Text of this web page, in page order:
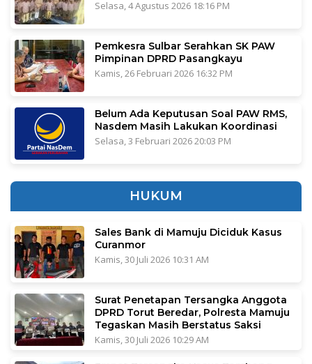
Selasa, 4 Agustus 2026 18:16 PM
Pemkesra Sulbar Serahkan SK PAW
Pimpinan DPRD Pasangkayu
Kamis, 26 Februari 2026 16:32 PM
Belum Ada Keputusan Soal PAW RMS,
Nasdem Masih Lakukan Koordinasi
Selasa, 3 Februari 2026 20:03 PM
HUKUM
Sales Bank di Mamuju Diciduk Kasus
Curanmor
Kamis, 30 Juli 2026 10:31 AM
Surat Penetapan Tersangka Anggota
DPRD Torut Beredar, Polresta Mamuju
Tegaskan Masih Berstatus Saksi
Kamis, 30 Juli 2026 10:29 AM